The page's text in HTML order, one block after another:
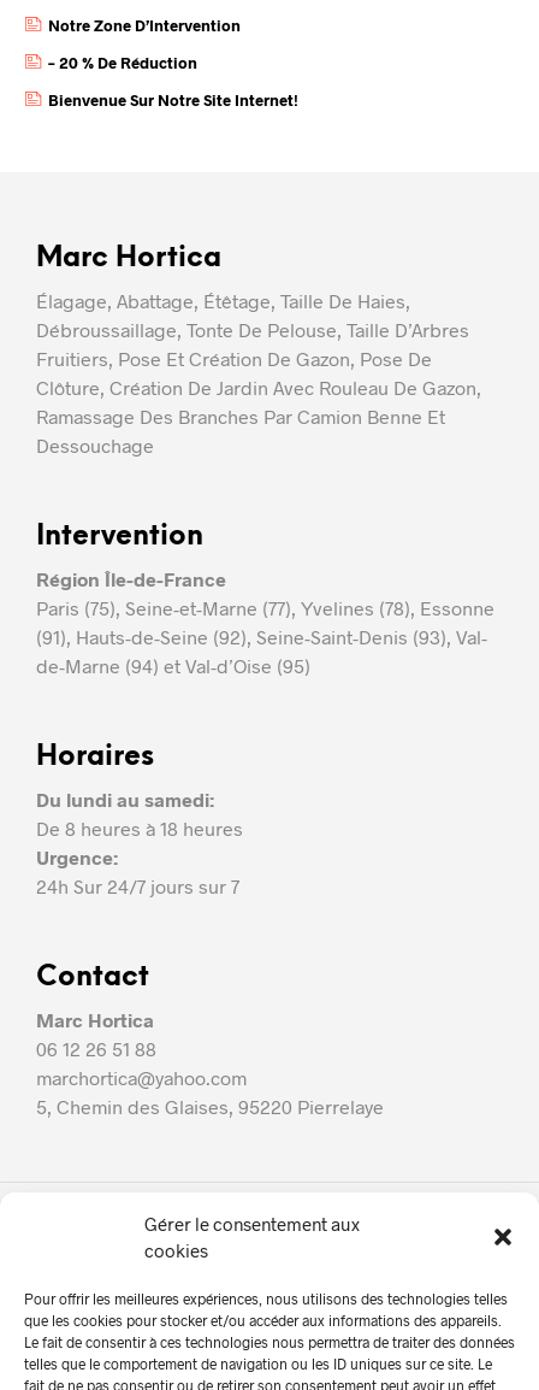
Gérer le consentement aux
cookies
Pour offrir les meilleures expériences, nous utilisons des technologies telles
que les cookies pour stocker et/ou accéder aux informations des appareils.
Le fait de consentir à ces technologies nous permettra de traiter des données
telles que le comportement de navigation ou les ID uniques sur ce site. Le
fait de ne pas consentir ou de retirer son consentement peut avoir un effet
Notre Zone D’Intervention
– 20 % De Réduction
Bienvenue Sur Notre Site Internet!
Marc Hortica
Élagage, Abattage, Étêtage, Taille De Haies,
Débroussaillage, Tonte De Pelouse, Taille D’Arbres
Fruitiers, Pose Et Création De Gazon, Pose De
Clôture, Création De Jardin Avec Rouleau De Gazon,
Ramassage Des Branches Par Camion Benne Et
Dessouchage
Intervention
Région Île-de-France
Paris (75), Seine-et-Marne (77), Yvelines (78), Essonne
(91), Hauts-de-Seine (92), Seine-Saint-Denis (93), Val-
de-Marne (94) et Val-d’Oise (95)
Horaires
Du lundi au samedi:
De 8 heures à 18 heures
Urgence:
24h Sur 24/7 jours sur 7
Contact
Marc Hortica
06 12 26 51 88
marchortica@yahoo.com
5, Chemin des Glaises, 95220 Pierrelaye
Marc Hortica
Nos services
En Photos!